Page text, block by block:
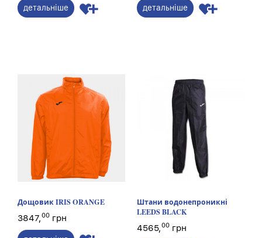
детальніше детальніше
Дощовик IRIS ORANGE
3847,00 грн
Штани водонепроникні
LEEDS BLACK
4565,00 грн